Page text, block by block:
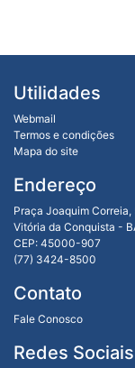
Utilidades
Webmail
Termos e condições
Mapa do site
Endereço
Praça Joaquim Correia,
Vitória da Conquista -
CEP: 45000-907
(77) 3424-8500
Contato
Fale Conosco
Redes Sociais